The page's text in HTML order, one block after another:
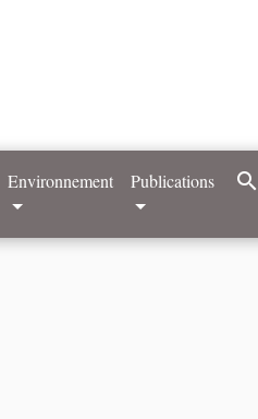
Environnement Publications search